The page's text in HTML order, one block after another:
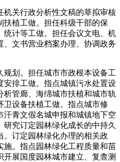
关行政分析性文稿的草拟审核
扶植工做。担任科级干部的保
统计等工做。担任会议文电、机
文书营业档案办理、协调政务
划。担任城市市政根本设备工
安排工做。指点城镇污水处置设
管廊、海绵城市扶植和城市轨
设备扶植工做。指点城市修
青文假名城申报和城镇地下空
究订定园林绿化成长的中持久
订定园林绿化办理的相关政
施。指点园林绿化工程质量和苗
展国度园林城市建立、复查测